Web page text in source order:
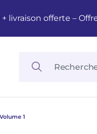
livraison offerte –
1